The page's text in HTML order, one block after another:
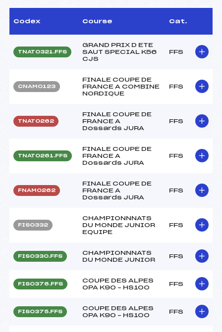
Codex Course Cat.
TNAT0321.FFS
GRAND PRIX D ETE
SAUT SPECIAL K56
CJS
FFS
CNAM0123
FINALE COUPE DE
FRANCE A COMBINE
NORDIQUE
FFS
TNAT0262
FINALE COUPE DE
FRANCE A
Dossards JURA
FFS
TNAT0261.FFS
FINALE COUPE DE
FRANCE A
Dossards JURA
FFS
FNAM0262
FINALE COUPE DE
FRANCE A
Dossards JURA
FFS
FIS0332
CHAMPIONNNATS
DU MONDE JUNIOR
EQUIPE
FFS
FIS0330.FFS
CHAMPIONNNATS
DU MONDE JUNIOR
FFS
FIS0376.FFS
COUPE DES ALPES
OPA K90 – HS100
FFS
FIS0375.FFS
COUPE DES ALPES
OPA K90 – HS100
FFS